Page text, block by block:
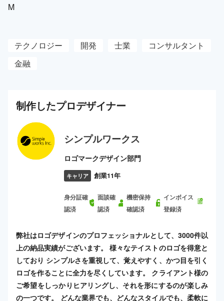
M
テクノロジー 開発 士業
コンサルタント
金融
制作したプロデザイナー
シンプルワークス
ロゴマークデザイン部門
キャリア 創業11年
身分証確
認済
面談確
認済
機密保持
確認済
インボイス
登録済
弊社はロゴデザインのプロフェッショナルとして、3000件以
上の納品実績がございます。 様々なテイストのロゴを得意と
しており シンプルさを重視して、覚えやすく、かつ目を引く
ロゴを作ることに全力を尽くしています。 クライアント様の
ご希望をしっかりヒアリングし、それを形にするのが楽しみ
の一つです。 どんな業界でも、どんなスタイルでも、柔軟に